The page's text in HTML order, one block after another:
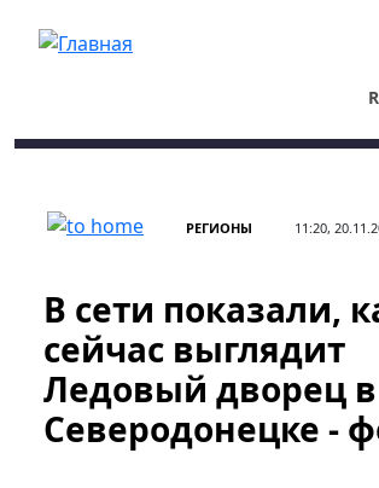
РЕГИОНЫ 11:20,
В сети показали,
сейчас выглядит
Ледовый дворец в
Северодонецке -